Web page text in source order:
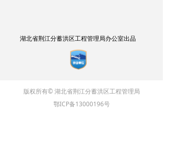
湖北省荆江分蓄洪区工程管理局办公室出品
版权所有© 湖北省荆江分蓄洪区工程管理局
鄂ICP备13000196号